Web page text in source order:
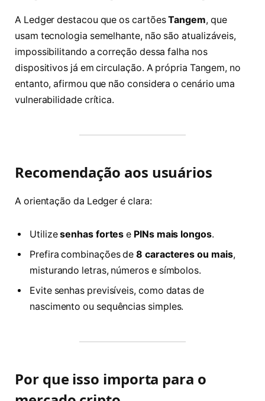
A Ledger destacou que os cartõesTangem, que
usam tecnologia semelhante, não são atualizáveis,
impossibilitando a correção dessa falha nos
dispositivos já em circulação. A própria Tangem, no
entanto, afirmou que não considera o cenário uma
vulnerabilidade crítica.
Recomendação aos usuários
A orientação da Ledger é clara:
Utilizesenhas fortes e PINs mais longos.
Prefira combinações de8 caracteres ou mais,
misturando letras, números e símbolos.
Evite senhas previsíveis, como datas de
nascimento ou sequências simples.
Por que isso importa para o